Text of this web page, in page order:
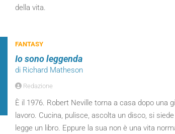
della vita.
FANTASY
Io sono leggenda
di Richard Matheson
Redazione
È il 1976. Robert Neville torna a casa dopo una
lavoro. Cucina, pulisce, ascolta un disco, si
legge un libro. Eppure la sua non è una vita